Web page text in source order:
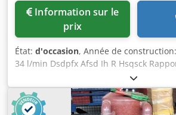
prix
État: d'occasion, Année de construction:
34 l/min Dsdpfx Afsd Ih R Hsqsck
1 Pression d’air d’alimentation : 7 bar